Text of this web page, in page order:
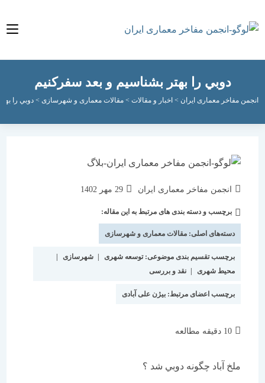
دوبي را بهتر بشناسيم و بعد سفركنيم
مفاخر معماری ایران > اخبار و مقالات>مقالات معماری و شهرسازی>دوبي را بهتر
انجمن مفاخر معماری ایران
نوشته
شده
است:
29 مهر 1402
برچسب و دسته بندی های مرتبط به این مقاله:
دسته‌های اصلی:مقالات معماری و شهرسازی
برچسب تقسیم بندی موضوعی:توسعه شهری | شهرسازی |
محیط شهری | نقد و بررسی
برچسب اعضای مرتبط: بیژن علی آبادی
ملخ آباد چگونه دوبي شد ؟